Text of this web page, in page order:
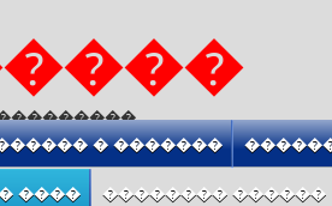
� �������
���� �������� ������